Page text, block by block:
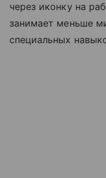
через иконку на
занимает меньше
специальных